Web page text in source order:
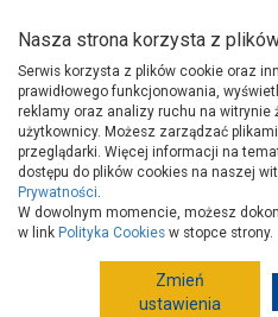
Strona główna Narzędzia
Spawarki
Spawarki
Spawarka inwertorowa IGBT-200VP
Nasza strona korzysta z
Serwis korzysta z plików cookie oraz
prawidłowego funkcjonowania,
reklamy oraz analizy ruchu na witrynie
użytkownicy. Możesz zarządzać
przeglądarki. Więcej informacji na
dostępu do plików cookies na naszej
Prywatności.
W dowolnym momencie, możesz
w link Polityka Cookies w stopce strony.
Zmień
ustawienia